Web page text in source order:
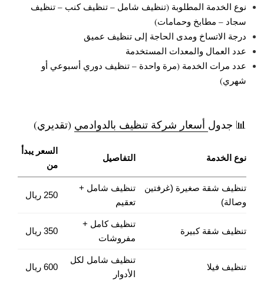
نوع الخدمة المطلوبة (تنظيف شامل – تنظيف كنب – تنظيف
سجاد – مطابخ وحمامات)
درجة الاتساخ ومدى الحاجة إلى تنظيف عميق
عدد العمال والمعدات المستخدمة
عدد مرات الخدمة (مرة واحدة – تنظيف دوري أسبوعي أو
شهري)
📊 جدول أسعار شركة تنظيف بالدوادمي (تقديري)
نوع الخدمة التفاصيل
السعر يبدأ
من
تنظيف شقة صغيرة (غرفتين
وصالة)
تنظيف شامل +
تعقيم
250 ريال
تنظيف شقة كبيرة
تنظيف كامل +
مفروشات
350 ريال
تنظيف فيلا
تنظيف شامل لكل
الأدوار
600 ريال